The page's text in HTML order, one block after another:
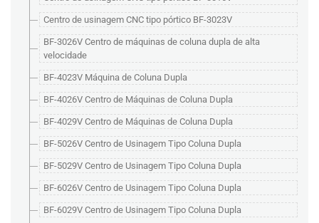
Centro de usinagem CNC tipo pórtico BF-3023V
BF-3026V Centro de máquinas de coluna dupla de alta
velocidade
BF-4023V Máquina de Coluna Dupla
BF-4026V Centro de Máquinas de Coluna Dupla
BF-4029V Centro de Máquinas de Coluna Dupla
BF-5026V Centro de Usinagem Tipo Coluna Dupla
BF-5029V Centro de Usinagem Tipo Coluna Dupla
BF-6026V Centro de Usinagem Tipo Coluna Dupla
BF-6029V Centro de Usinagem Tipo Coluna Dupla